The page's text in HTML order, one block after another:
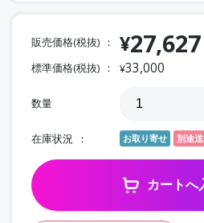
販売価格(税抜) ¥27,627
標準価格(税抜) ¥33,000
数量
在庫状況 お取り寄せ 別途
カートへ